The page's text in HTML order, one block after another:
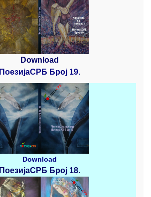
Download
ПоезијаСРБ Број 19.
Download
ПоезијаСРБ Број 18.